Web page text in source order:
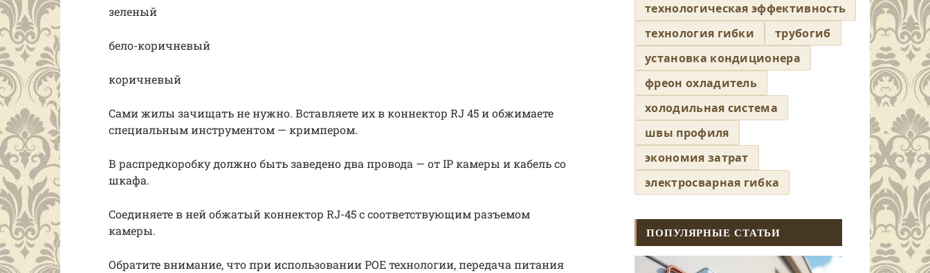
зеленый
бело-коричневый
коричневый
Сами жилы зачищать не нужно. Вставляете их в коннектор RJ 45 и обжимаете
специальным инструментом — кримпером.
В распредкоробку должно быть заведено два провода — от IP камеры и кабель со
шкафа.
Соединяете в ней обжатый коннектор RJ-45 с соответствующим разъемом
камеры.
Обратите внимание, что при использовании POE технологии, передача питания
технологическая эффективность
технология гибки
трубогиб
установка кондиционера
фреон охладитель
холодильная система
швы профиля
экономия затрат
электросварная гибка
ПОПУЛЯРНЫЕ СТАТЬИ